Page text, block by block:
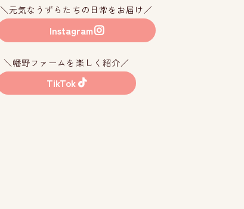
＼元気なうずらたちの日常をお届け／
Instagram
＼幡野ファームを楽しく紹介／
TikTok